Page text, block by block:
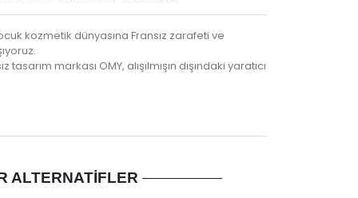
kozmetik dünyasına Fransız zarafeti ve
markası OMY, alışılmışın dışındaki yaratıcı
ALTERNATIFLER